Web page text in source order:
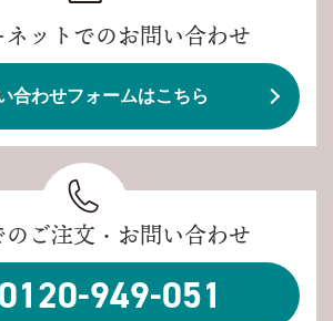
ネットでのお問い合わせ
合わせフォームはこちら
のご注文・お問い合わせ
949-051